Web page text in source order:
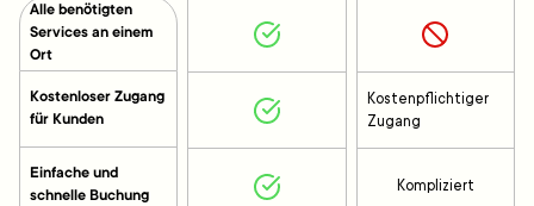
Alle benötigten
Services an einem
Ort
Kostenloser Zugang
für Kunden
Einfache und
schnelle Buchung
Kostenpflichtiger
Zugang
Kompliziert